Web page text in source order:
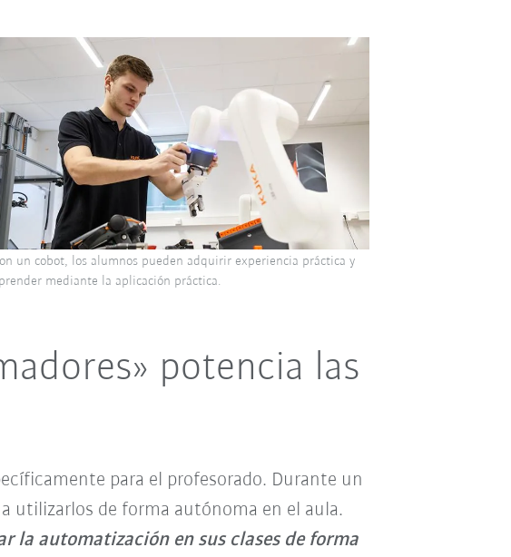
un cobot, los alumnos pueden adquirir experiencia práctica y
mediante la aplicación práctica.
potencia las
para el profesorado. Durante un
utilizarlos de forma autónoma en el aula.
la automatización en sus clases de forma